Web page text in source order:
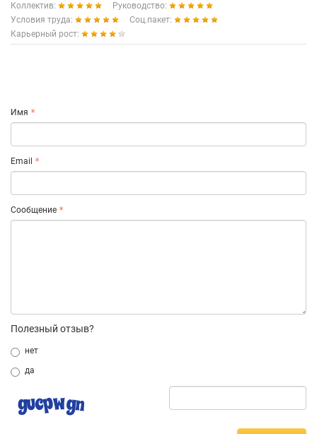
Коллектив:
Руководство:
Условия труда:
Соц.пакет:
Карьерный рост:
Имя
Email
Сообщение
Полезный отзыв?
нет
да